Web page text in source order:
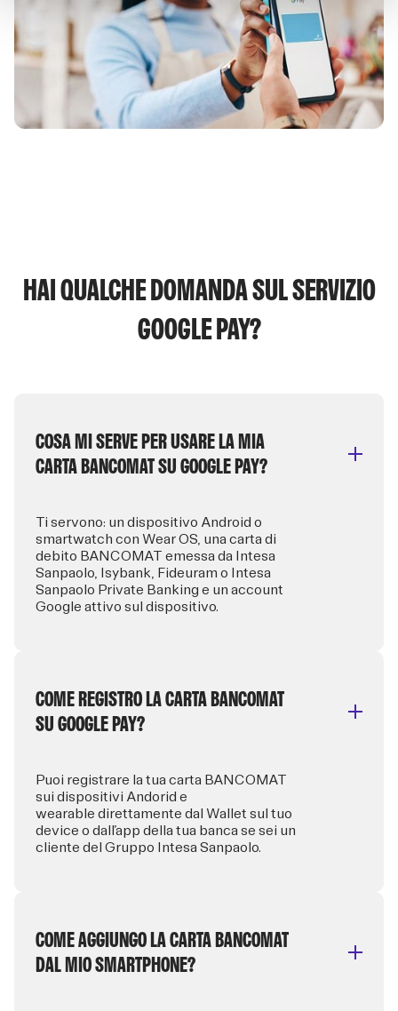
HAI QUALCHE DOMANDA SUL SERVIZIO
GOOGLE PAY?
COSA MI SERVE PER USARE LA MIA
CARTA BANCOMAT SU GOOGLE PAY?
Ti servono: un dispositivo Android o
smartwatch con Wear OS, una carta di
debito BANCOMAT emessa da Intesa
Sanpaolo, Isybank, Fideuram o Intesa
Sanpaolo Private Banking e un account
Google attivo sul dispositivo.
COME REGISTRO LA CARTA BANCOMAT
SU GOOGLE PAY?
Puoi registrare la tua carta BANCOMAT
sui dispositivi Andorid e
wearable direttamente dal Wallet sul tuo
device o dall’app della tua banca se sei un
cliente del Gruppo Intesa Sanpaolo.
COME AGGIUNGO LA CARTA BANCOMAT
DAL MIO SMARTPHONE?